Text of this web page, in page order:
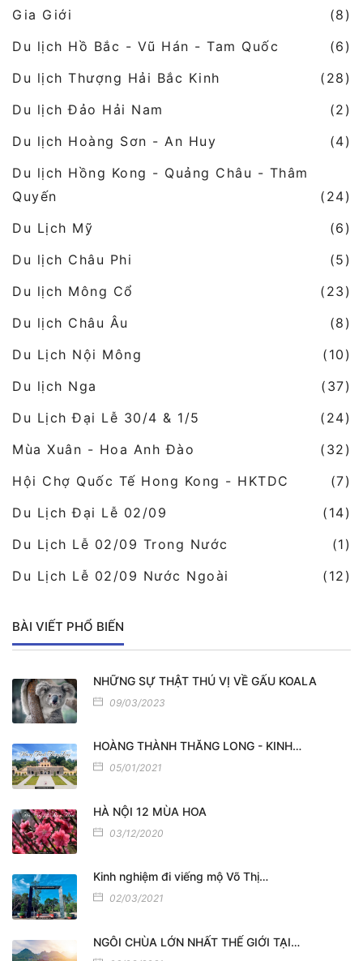
Gia Giới
(8)
Du lịch Hồ Bắc - Vũ Hán - Tam Quốc
(6)
Du lịch Thượng Hải Bắc Kinh
(28)
Du lịch Đảo Hải Nam
(2)
Du lịch Hoàng Sơn - An Huy
(4)
Du lịch Hồng Kong - Quảng Châu - Thâm
Quyến
(24)
Du Lịch Mỹ
(6)
Du lịch Châu Phi
(5)
Du lịch Mông Cổ
(23)
Du lịch Châu Âu
(8)
Du Lịch Nội Mông
(10)
Du lịch Nga
(37)
Du Lịch Đại Lễ 30/4 & 1/5
(24)
Mùa Xuân - Hoa Anh Đào
(32)
Hội Chợ Quốc Tế Hong Kong - HKTDC
(7)
Du Lịch Đại Lễ 02/09
(14)
Du Lịch Lễ 02/09 Trong Nước
(1)
Du Lịch Lễ 02/09 Nước Ngoài
(12)
BÀI VIẾT PHỔ BIẾN
NHỮNG SỰ THẬT THÚ VỊ VỀ GẤU KOALA
09/03/2023
HOÀNG THÀNH THĂNG LONG - KINH…
05/01/2021
HÀ NỘI 12 MÙA HOA
03/12/2020
Kinh nghiệm đi viếng mộ Võ Thị…
02/03/2021
NGÔI CHÙA LỚN NHẤT THẾ GIỚI TẠI…